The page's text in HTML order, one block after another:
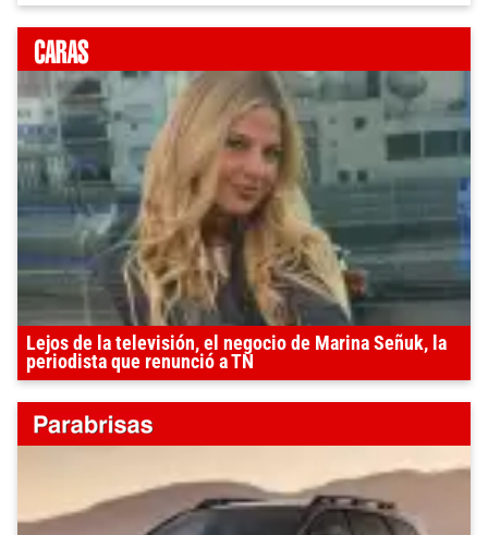
Lejos de la televisión, el negocio de Marina Señuk, la
periodista que renunció a TN